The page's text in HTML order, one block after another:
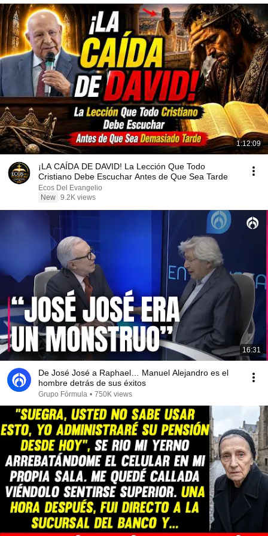
1:12:09
¡LA CAÍDA DE DAVID! La Lección Que Todo
Cristiano Debe Escuchar Antes de Que Sea Tarde
Ecos Del Evangelio
New 9.2K views
16:31
De José José a Raphael… Manuel Alejandro es el
hombre detrás de sus éxitos
Grupo Fórmula • 750K views